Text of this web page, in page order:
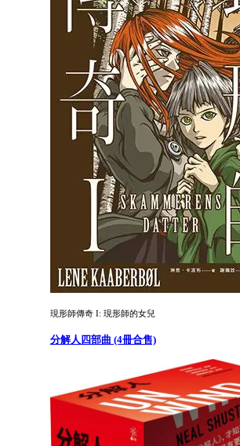
現形師傳奇 I: 現形師的女兒
分解人四部曲 (4冊合售)